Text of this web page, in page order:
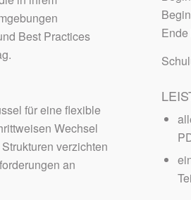
Best Practices
für eine flexible
Wechsel
verzichten
an